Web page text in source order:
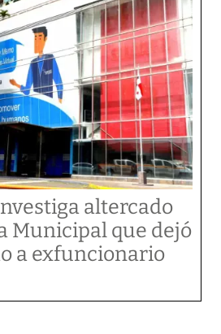
altercado
Municipal que dejó
a exfuncionario